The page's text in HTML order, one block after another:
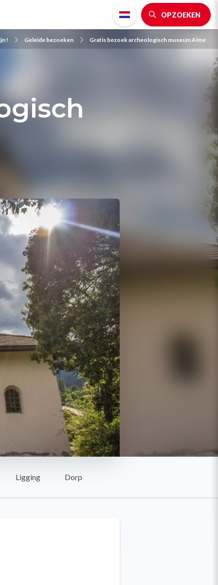
OPZOEKEN
! Geleide bezoeken Gratis bezoek archeologisch museum Aime
Ligging Dorp